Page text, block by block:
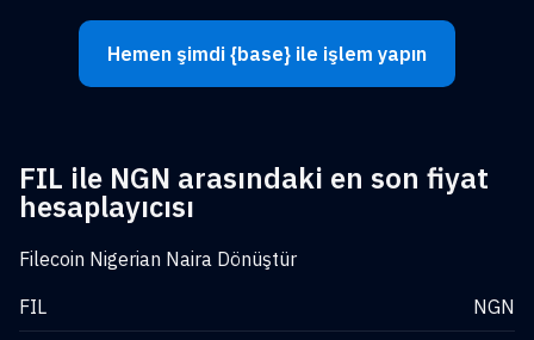
Hemen şimdi {base} ile işlem yapın
FIL ile NGN arasındaki en son fiyat
hesaplayıcısı
Filecoin Nigerian Naira Dönüştür
FIL
NGN